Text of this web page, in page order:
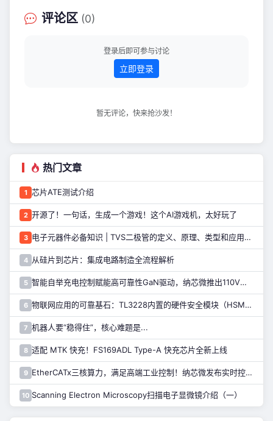
大赛，有多个赛项，本章主要对“智能制
造创新研发类”赛项下设的2个方向进行
【领券】【领奖金】的同学，请务必阅
览本章！ 1-工业嵌入式系统开
评论区 (0)
登录后即可参与讨论
立即登录
暂无评论，快来抢沙发！
热门文章
1 芯片ATE测试介绍
2 开源了！一句话，生成一个游戏！这个AI游戏机，太好玩了
3 电子元器件必备知识 | TVS二极管的定义、原理、类型和应用优势
4 从硅片到芯片：集成电路制造全流程解析
5 智能自举充电控制赋能高可靠性GaN驱动，纳芯微推出110V半桥驱动芯片NSD2123
6 物联网应用的可靠基石：TL3228内置的硬件安全模块（HSM）详解
7 机器人要“稳得住”，核心难题是...
8 适配 MTK 快充！FS169ADL Type-A 快充芯片全新上线
9 EtherCATx三核算力，满足高端工业控制！纳芯微发布实时控制MCU/DSP NS800RTA7系列
10 Scanning Electron Microscopy扫描电子显微镜介绍（一）